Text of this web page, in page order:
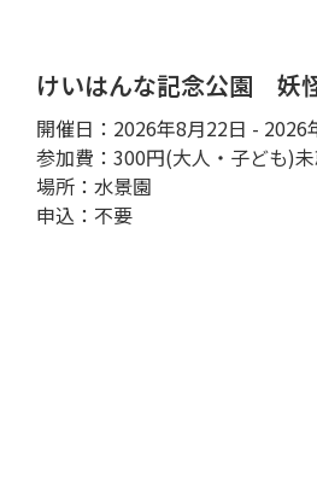
けいはんな記念公園 妖
開催日：2026年8月22日 - 2026
参加費：300円(大人・子ども)
場所：水景園
申込：不要